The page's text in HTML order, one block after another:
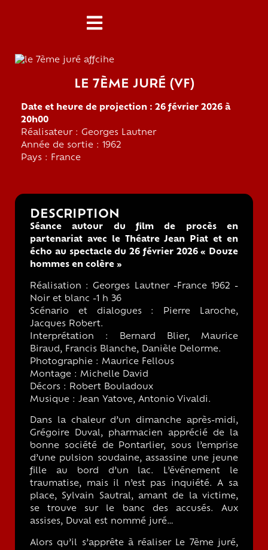
LE 7ÈME JURÉ (VF)
Date et heure de projection : 26 février 2026 à
20h00
Réalisateur : Georges Lautner
Année de sortie : 1962
Pays : France
DESCRIPTION
Séance autour du film de procès en
partenariat avec le Théatre Jean Piat et en
écho au spectacle du 26 février 2026 « Douze
hommes en colère »
Réalisation : Georges Lautner -France 1962 -
Noir et blanc -1 h 36
Scénario et dialogues : Pierre Laroche,
Jacques Robert.
Interprétation : Bernard Blier, Maurice
Biraud, Francis Blanche, Danièle Delorme.
Photographie : Maurice Fellous
Montage : Michelle David
Décors : Robert Bouladoux
Musique : Jean Yatove, Antonio Vivaldi.
Dans la chaleur d’un dimanche après-midi,
Grégoire Duval, pharmacien apprécié de la
bonne société de Pontarlier, sous l’emprise
d’une pulsion soudaine, assassine une jeune
fille au bord d’un lac. L’événement le
traumatise, mais il n’est pas inquiété. A sa
place, Sylvain Sautral, amant de la victime,
se trouve sur le banc des accusés. Aux
assises, Duval est nommé juré…
Alors qu’il s’apprête à réaliser Le 7ème juré,